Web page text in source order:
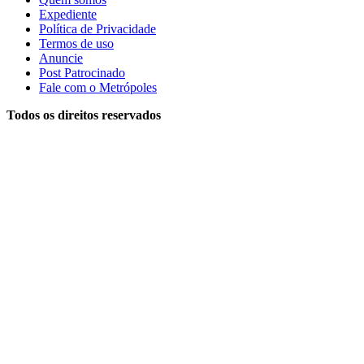
Expediente
Política de Privacidade
Termos de uso
Anuncie
Post Patrocinado
Fale com o Metrópoles
Todos os direitos reservados